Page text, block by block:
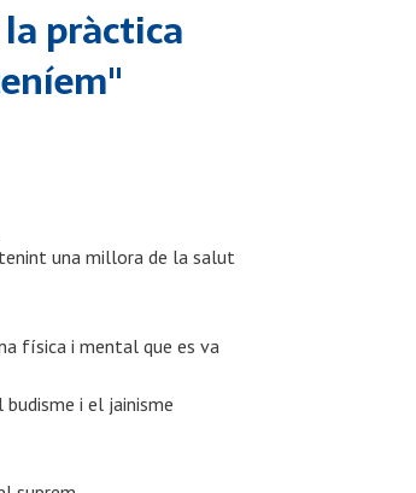
pràctica
una millora de la salut
física i mental que es va
budisme i el jainisme